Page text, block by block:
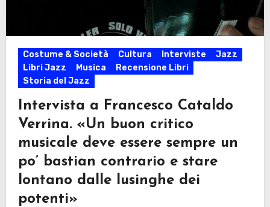
Costume & Società Cultura Interviste
Jazz
Libri Jazz
Musica
Recensione Libri
Storia del Jazz
Intervista a Francesco Cataldo
Verrina. «Un buon critico
musicale deve essere sempre un
po’ bastian contrario e stare
lontano dalle lusinghe dei
potenti»